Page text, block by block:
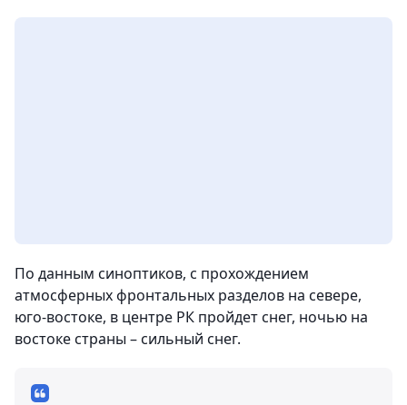
По данным синоптиков, с прохождением
атмосферных фронтальных разделов на севере,
юго-востоке, в центре РК пройдет снег, ночью на
востоке страны – сильный снег.